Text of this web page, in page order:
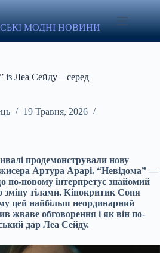
МОДНІ НОВИНИ
Леа Сейду – серед
19 Травня, 2026
продемонстрували нову
Артура Арарі. “Невідома” —
по-новому інтерпретує знайомий
тілами. Кінокритик Соня
цей найбільш неординарний
жваве обговорення і як він по-
дар Леа Сейду.